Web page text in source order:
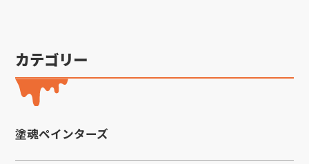
カテゴリー
塗魂ペインターズ